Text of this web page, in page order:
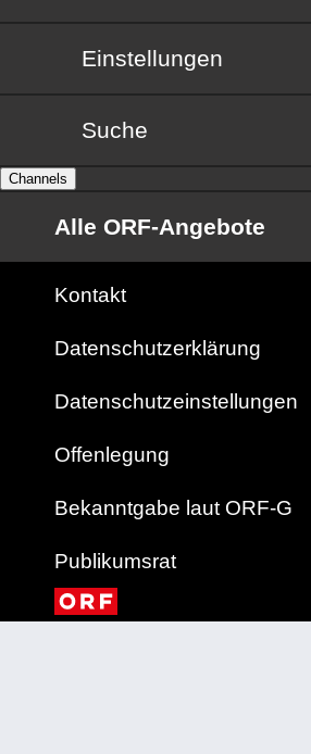
Einstellungen
Suche
Channels
Alle ORF-Angebote
Kontakt
Datenschutzerklärung
Datenschutzeinstellungen
Offenlegung
Bekanntgabe laut ORF-G
Publikumsrat